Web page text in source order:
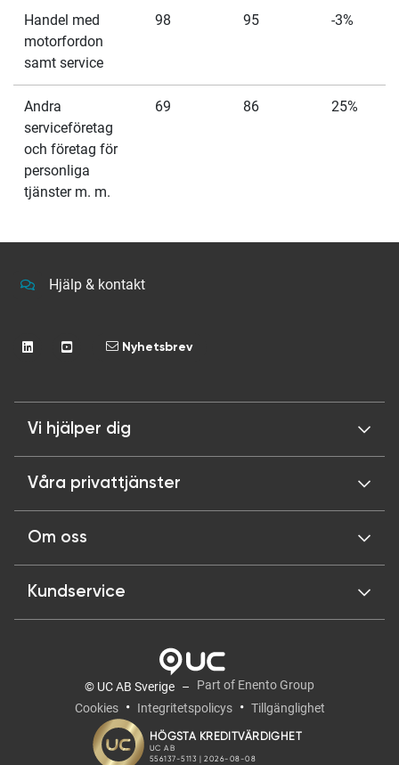
Handel med
motorfordon
samt service
98 95 -3%
Andra
serviceföretag
och företag för
personliga
tjänster m. m.
69 86 25%
Hjälp & kontakt
Nyhetsbrev
Vi hjälper dig
Våra privattjänster
Om oss
Kundservice
© UC AB Sverige
Part of Enento Group
Cookies
Integritetspolicys Tillgänglighet